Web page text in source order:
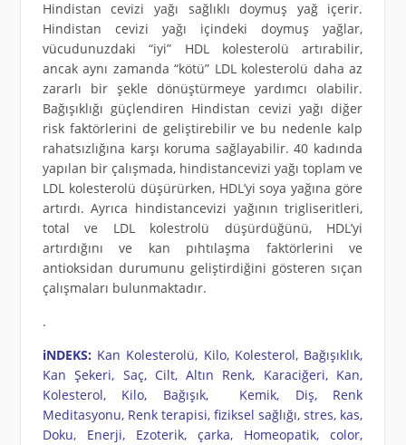
Hindistan cevizi yağı sağlıklı doymuş yağ içerir.
Hindistan cevizi yağı içindeki doymuş yağlar,
vücudunuzdaki “iyi” HDL kolesterolü artırabilir,
ancak aynı zamanda “kötü” LDL kolesterolü daha az
zararlı bir şekle dönüştürmeye yardımcı olabilir.
Bağışıklığı güçlendiren Hindistan cevizi yağı diğer
risk faktörlerini de geliştirebilir ve bu nedenle kalp
rahatsızlığına karşı koruma sağlayabilir. 40 kadında
yapılan bir çalışmada, hindistancevizi yağı toplam ve
LDL kolesterolü düşürürken, HDL’yi soya yağına göre
artırdı. Ayrıca hindistancevizi yağının trigliseritleri,
total ve LDL kolestrolü düşürdüğünü, HDL’yi
artırdığını ve kan pıhtılaşma faktörlerini ve
antioksidan durumunu geliştirdiğini gösteren sıçan
çalışmaları bulunmaktadır.
.
iNDEKS: Kan Kolesterolü, Kilo, Kolesterol, Bağışıklık,
Kan Şekeri, Saç, Cilt, Altın Renk, Karaciğeri, Kan,
Kolesterol, Kilo, Bağışık, Kemik, Diş, Renk
Meditasyonu, Renk terapisi, fiziksel sağlığı, stres, kas,
Doku, Enerji, Ezoterik, çarka, Homeopatik, color,